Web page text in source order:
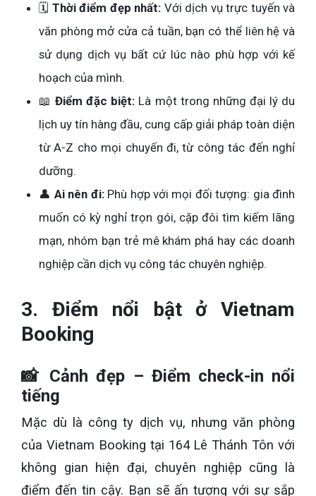
🗓️ Thời điểm đẹp nhất: Với dịch vụ trực tuyến và
văn phòng mở cửa cả tuần, bạn có thể liên hệ và
sử dụng dịch vụ bất cứ lúc nào phù hợp với kế
hoạch của mình.
📖Điểm đặc biệt: Là một trong những đại lý du
lịch uy tín hàng đầu, cung cấp giải pháp toàn diện
từ A-Z cho mọi chuyến đi, từ công tác đến nghỉ
dưỡng.
👤 Ai nên đi:Phù hợp với mọi đối tượng: gia đình
muốn có kỳ nghỉ trọn gói, cặp đôi tìm kiếm lãng
mạn, nhóm bạn trẻ mê khám phá hay các doanh
nghiệp cần dịch vụ công tác chuyên nghiệp.
3. Điểm nổi bật ở Vietnam
Booking
📸 Cảnh đẹp – Điểm check-in nổi
tiếng
Mặc dù là công ty dịch vụ, nhưng văn phòng
của Vietnam Booking tại 164 Lê Thánh Tôn với
không gian hiện đại, chuyên nghiệp cũng là
điểm đến tin cậy. Bạn sẽ ấn tượng với sự sắp